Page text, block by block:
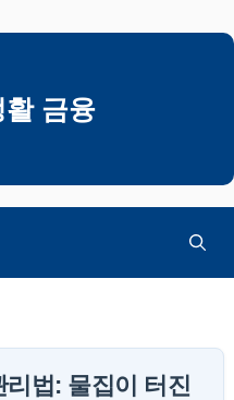
금융
법: 물집이 터진